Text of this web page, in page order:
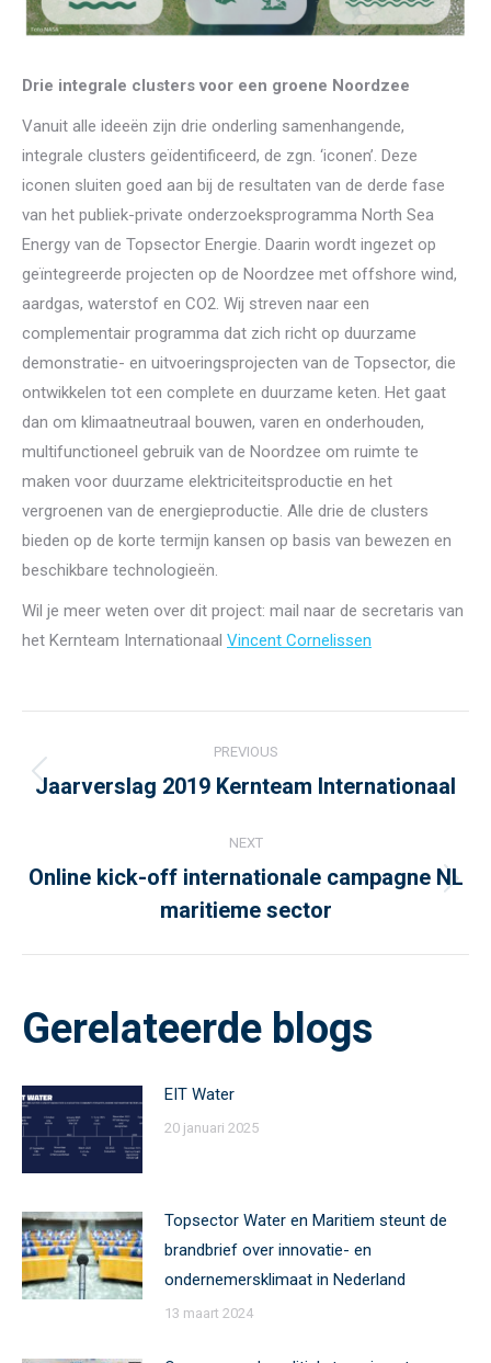
Drie integrale clusters voor een groene Noordzee
Vanuit alle ideeën zijn drie onderling samenhangende,
integrale clusters geïdentificeerd, de zgn. ‘iconen’. Deze
iconen sluiten goed aan bij de resultaten van de derde fase
van het publiek-private onderzoeksprogramma North Sea
Energy van de Topsector Energie. Daarin wordt ingezet op
geïntegreerde projecten op de Noordzee met offshore wind,
aardgas, waterstof en CO2. Wij streven naar een
complementair programma dat zich richt op duurzame
demonstratie- en uitvoeringsprojecten van de Topsector, die
ontwikkelen tot een complete en duurzame keten. Het gaat
dan om klimaatneutraal bouwen, varen en onderhouden,
multifunctioneel gebruik van de Noordzee om ruimte te
maken voor duurzame elektriciteitsproductie en het
vergroenen van de energieproductie. Alle drie de clusters
bieden op de korte termijn kansen op basis van bewezen en
beschikbare technologieën.
Wil je meer weten over dit project: mail naar de secretaris van
het Kernteam Internationaal Vincent Cornelissen
navigation
PREVIOUS
Previous
Jaarverslag 2019 Kernteam Internationaal
NEXT
Next
post:
Online kick-off internationale campagne NL
maritieme sector
Gerelateerde blogs
EIT Water
20 januari 2025
Topsector Water en Maritiem steunt de
brandbrief over innovatie- en
ondernemersklimaat in Nederland
13 maart 2024